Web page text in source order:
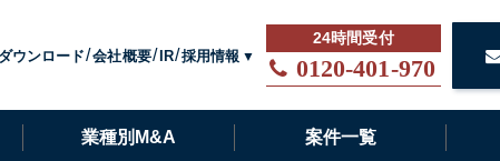
ウンロード 会社概要 IR 採用情報 0120-401-970
業種別M&A 案件一覧